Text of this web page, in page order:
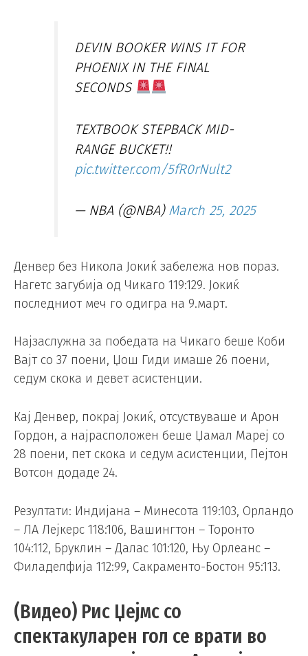
DEVIN BOOKER WINS IT FOR
PHOENIX IN THE FINAL
SECONDS
TEXTBOOK STEPBACK MID-
RANGE BUCKET!!
pic.twitter.com/5fR0rNult2
— NBA (@NBA) March 25, 2025
Денвер без Никола Јокиќ забележа нов пораз.
Нагетс загубија од Чикаго 119:129. Јокиќ
последниот меч го одигра на 9.март.
Најзаслужна за победата на Чикаго беше Коби
Вајт со 37 поени, Џош Гиди имаше 26 поени,
седум скока и девет асистенции.
Кај Денвер, покрај Јокиќ, отсуствуваше и Арон
Гордон, а најрасположен беше Џамал Мареј со
28 поени, пет скока и седум асистенции, Пејтон
Вотсон додаде 24.
Резултати: Индијана – Минесота 119:103, Орландо
– ЛА Лејкерс 118:106, Вашингтон – Торонто
104:112, Бруклин – Далас 101:120, Њу Орлеанс –
Филаделфија 112:99, Сакраменто-Бостон 95:113.
(Видео) Рис Џејмс со
спектакуларен гол се врати во